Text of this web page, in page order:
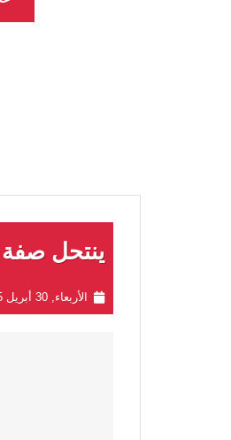
ينتحل
الأربعاء, 30 أبريل 2025